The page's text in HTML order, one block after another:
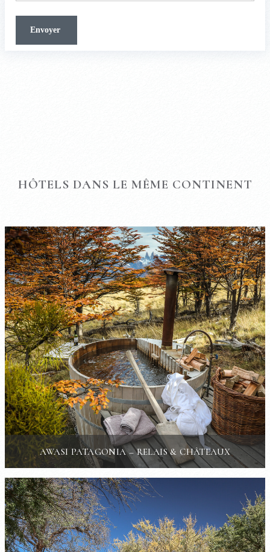
HÔTELS DANS LE MÊME CONTINENT
AWASI PATAGONIA – RELAIS & CHÂTEAUX